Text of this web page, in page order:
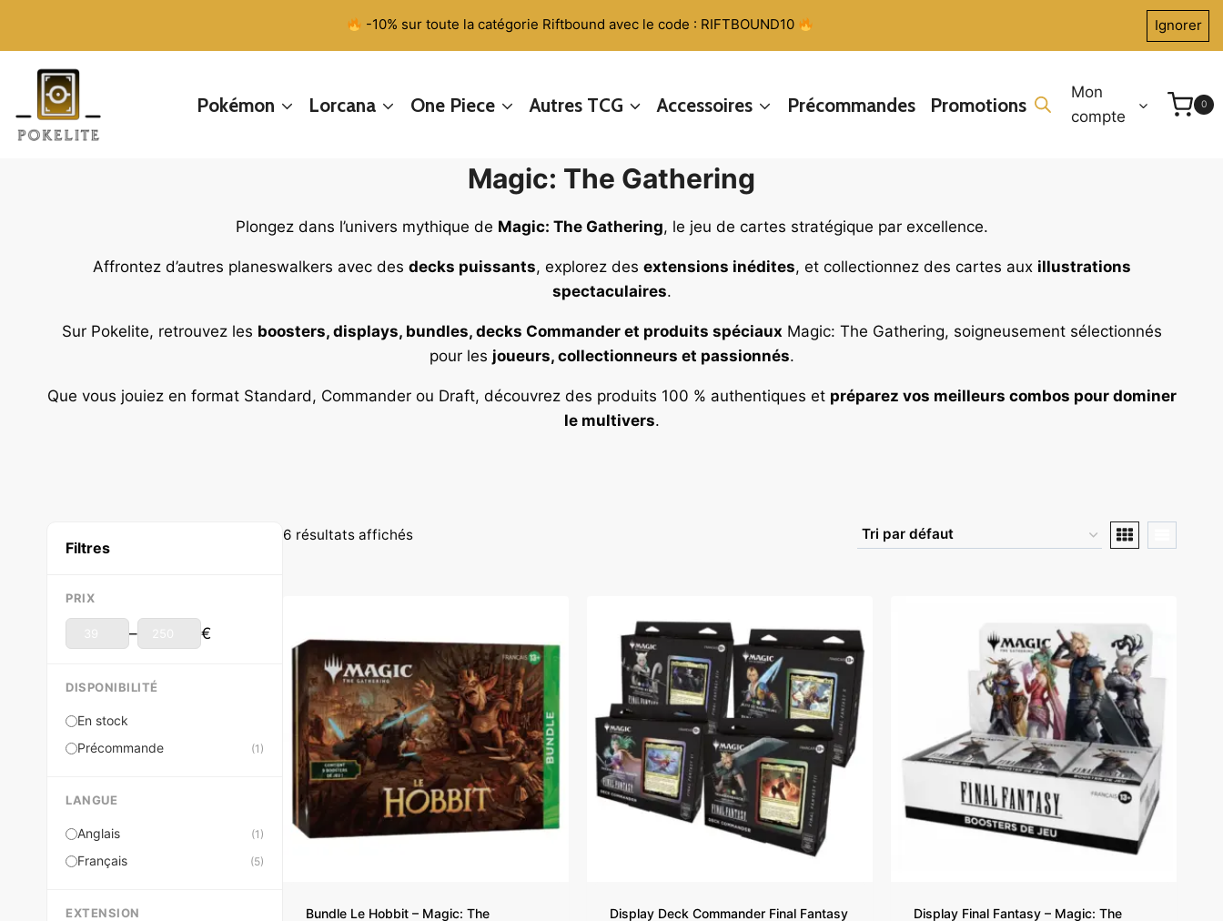
-10% sur toute la catégorie Riftbound avec le code : RIFTBOUND10 Ignorer
Pokémon Lorcana One Piece Autres TCG Accessoires Précommandes Promotions
Mon
compte
0
Magic: The Gathering
Plongez dans l’univers mythique de Magic: The Gathering, le jeu de cartes stratégique par excellence.
Affrontez d’autres planeswalkers avec des decks puissants, explorez des extensions inédites, et collectionnez des cartes aux illustrations
spectaculaires.
Sur Pokelite, retrouvez les boosters, displays, bundles, decks Commander et produits spéciaux Magic: The Gathering, soigneusement sélectionnés
pour les joueurs, collectionneurs et passionnés.
Que vous jouiez en format Standard, Commander ou Draft, découvrez des produits 100 % authentiques et préparez vos meilleurs combos pour dominer
le multivers.
Filtres
PRIX
– €
DISPONIBILITÉ
En stock
Précommande
(1)
LANGUE
Anglais (1)
Français (5)
EXTENSION
6 résultats affichés
Bundle Le Hobbit – Magic: The
Display Deck Commander Final Fantasy
Display Final Fantasy – Magic: The